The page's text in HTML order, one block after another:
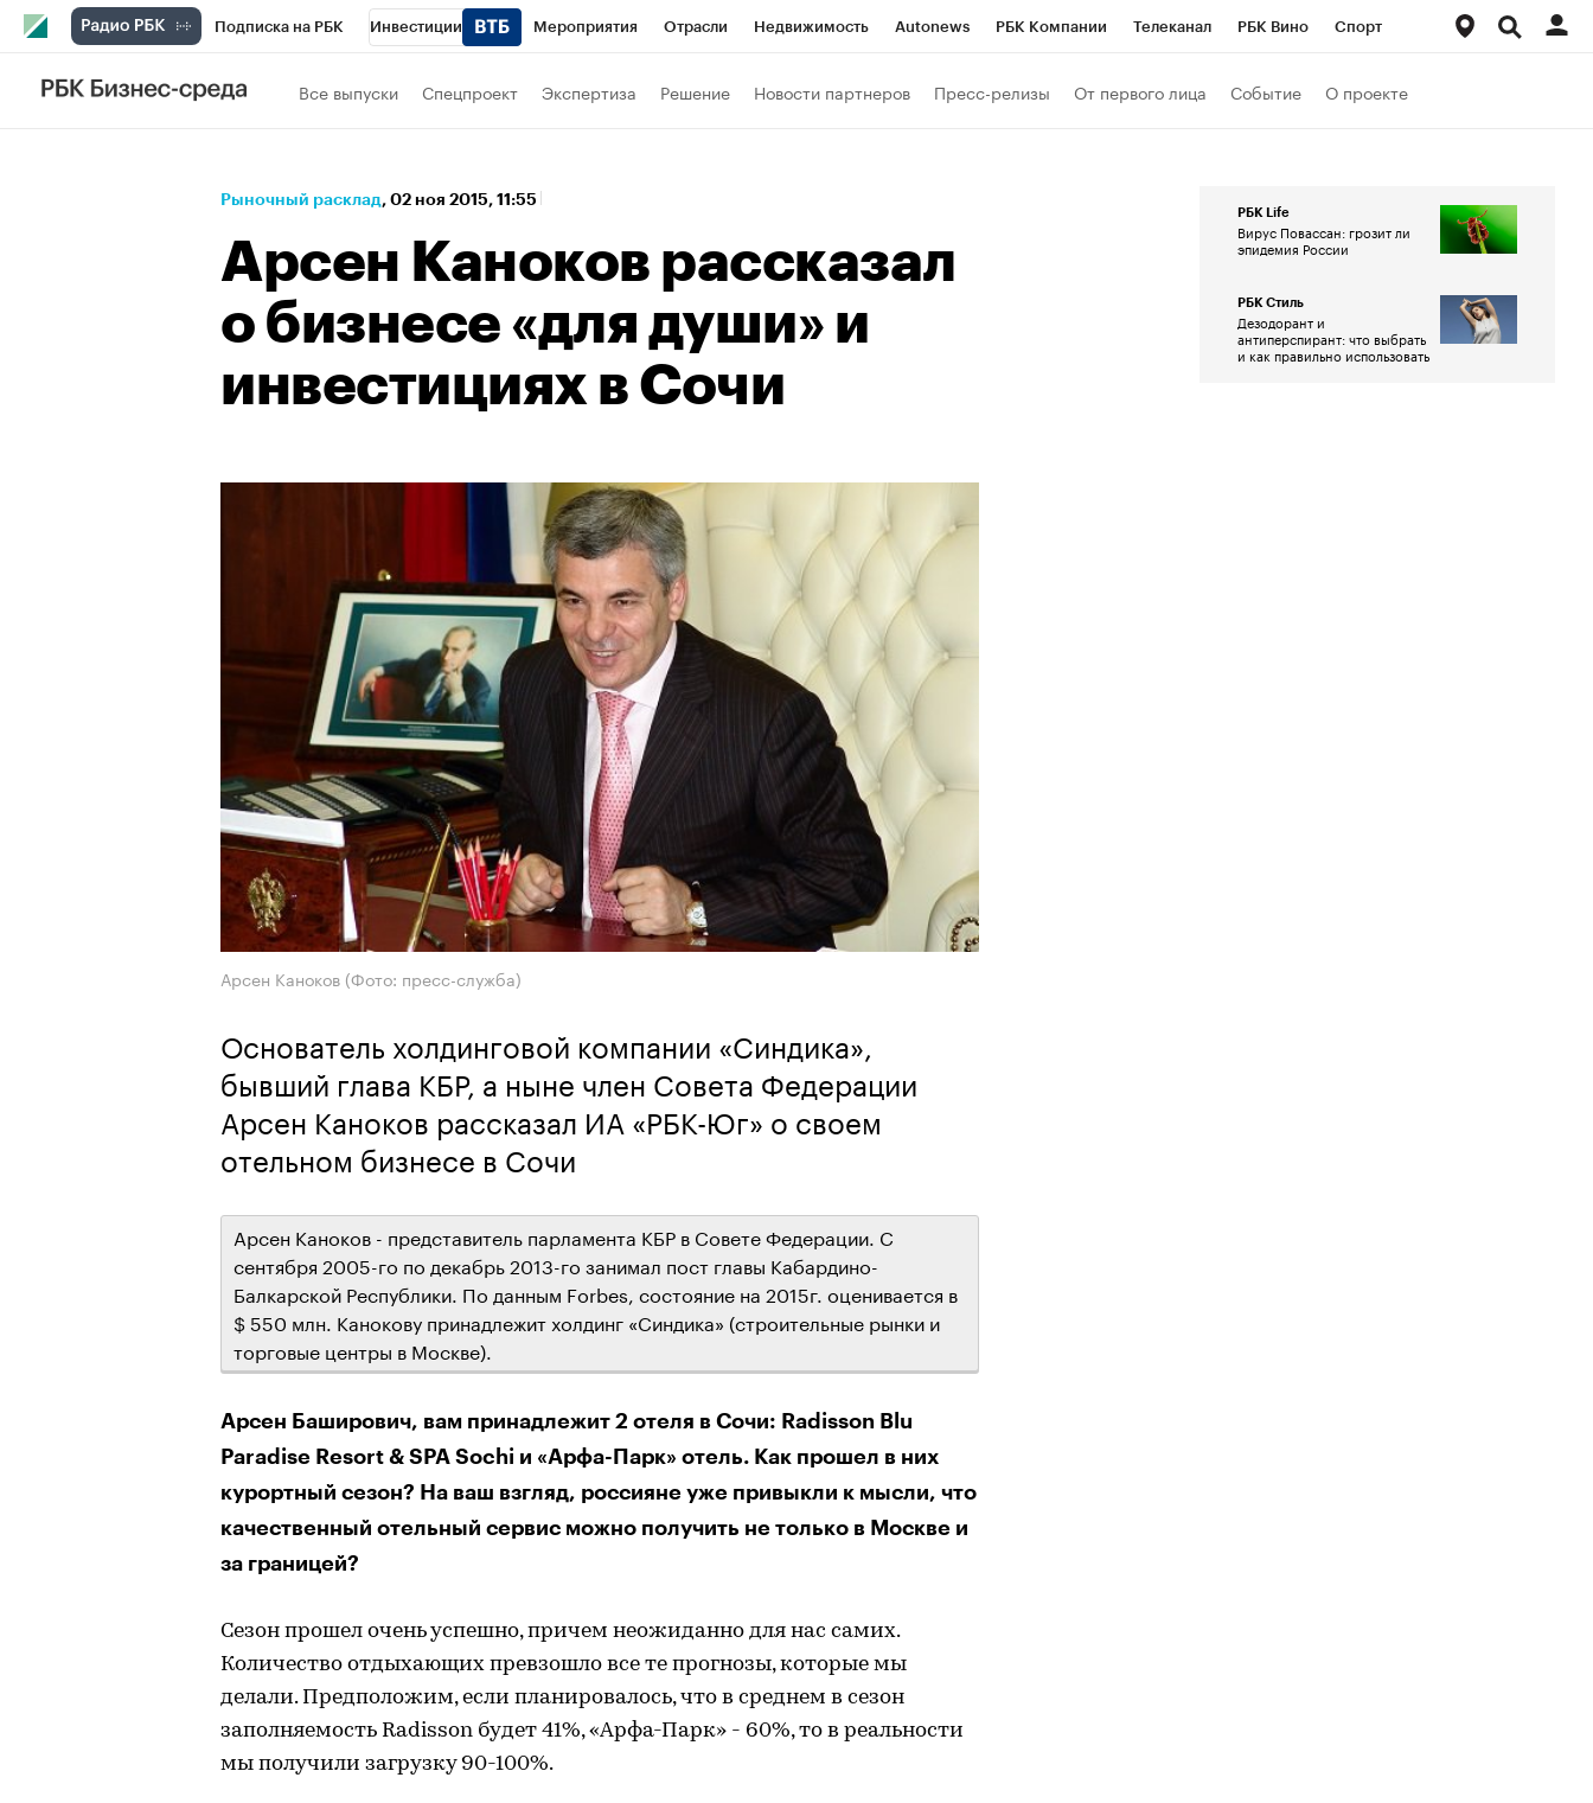
Подписка на РБК Инвестиции Мероприятия Отрасли Недвижимость Autonews РБК Компании Телеканал РБК Вино Спорт
Школа управления РБК
Все выпуски Спецпроект Экспертиза Решение Новости партнеров Пресс-релизы От первого лица Событие О проекте
Рыночный расклад⁠, 02 ноя 2015, 11:55
Арсен Каноков рассказал
о бизнесе «для души» и
инвестициях в Сочи
Арсен Каноков (Фото: пресс-служба)
Основатель холдинговой компании «Синдика»,
бывший глава КБР, а ныне член Совета Федерации
Арсен Каноков рассказал ИА «РБК-Юг» о своем
отельном бизнесе в Сочи
Арсен Каноков - представитель парламента КБР в Совете Федерации. С
сентября 2005-го по декабрь 2013-го занимал пост главы Кабардино-
Балкарской Республики. По данным Forbes, состояние на 2015г. оценивается в
$ 550 млн. Канокову принадлежит холдинг «Синдика» (строительные рынки и
торговые центры в Москве).
Арсен Баширович, вам принадлежит 2 отеля в Сочи: Radisson Blu
Paradise Resort & SPA Sochi и «Арфа-Парк» отель. Как прошел в них
курортный сезон? На ваш взгляд, россияне уже привыкли к мысли, что
качественный отельный сервис можно получить не только в Москве и
за границей?
Сезон прошел очень успешно, причем неожиданно для нас самих.
Количество отдыхающих превзошло все те прогнозы, которые мы
делали. Предположим, если планировалось, что в среднем в сезон
заполняемость Radisson будет 41%, «Арфа-Парк» - 60%, то в реальности
мы получили загрузку 90-100%.
РБК Life
Вирус Повассан: грозит ли
эпидемия России
РБК Стиль
Дезодорант и
антиперспирант: что выбрать
и как правильно использовать